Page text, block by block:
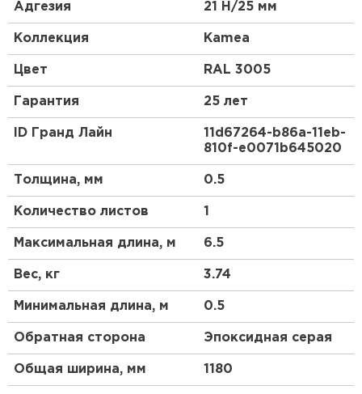
Металлочерепица Kamea (Камея) - это
современный премиум-класс, самое стильное
решение для Вашей кровли.
Металлочерепица Kamea (Камея) изготавливается
на европейском оборудовании только из
высококачественной стали. Представлена в
лучших покрытиях Grand Line.
Адгезия 21 Н/25 мм
Коллекция Kamea
Цвет RAL 3005
Гарантия 25 лет
ID Гранд Лайн
11d67264-b86a-11eb-
810f-e0071b645020
Толщина, мм 0.5
Количество листов 1
Максимальная длина, м 6.5
Вес, кг 3.74
Минимальная длина, м 0.5
Обратная сторона Эпоксидная серая
Общая ширина, мм 1180